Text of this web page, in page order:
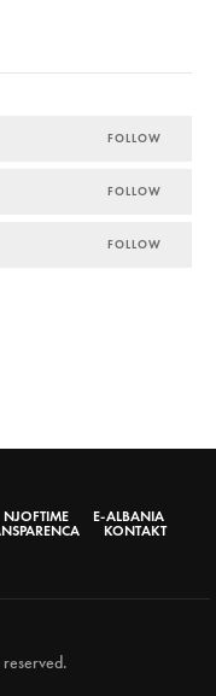
FOLLOW
FOLLOW
FOLLOW
NJOFTIME
E-ALBANIA
KONTAKT